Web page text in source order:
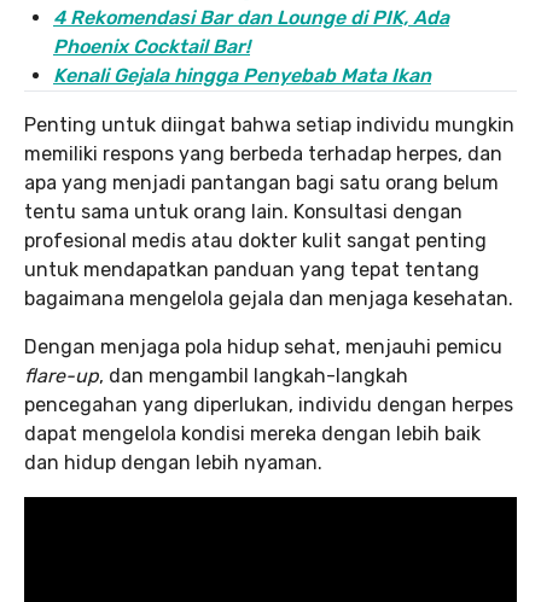
4 Rekomendasi Bar dan Lounge di PIK, Ada
Phoenix Cocktail Bar!
Kenali Gejala hingga Penyebab Mata Ikan
Penting untuk diingat bahwa setiap individu mungkin
memiliki respons yang berbeda terhadap herpes, dan
apa yang menjadi pantangan bagi satu orang belum
tentu sama untuk orang lain. Konsultasi dengan
profesional medis atau dokter kulit sangat penting
untuk mendapatkan panduan yang tepat tentang
bagaimana mengelola gejala dan menjaga kesehatan.
Dengan menjaga pola hidup sehat, menjauhi pemicu
flare-up, dan mengambil langkah-langkah
pencegahan yang diperlukan, individu dengan herpes
dapat mengelola kondisi mereka dengan lebih baik
dan hidup dengan lebih nyaman.